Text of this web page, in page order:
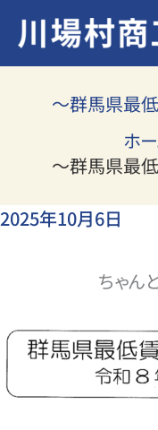
を
～群馬県最
ホ
～群馬県最
2025年10月6日
ちゃん